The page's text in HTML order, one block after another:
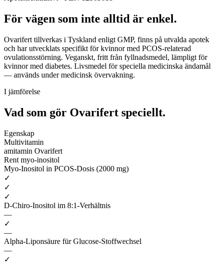
För vägen som inte alltid är enkel.
Ovarifert tillverkas i Tyskland enligt GMP, finns på utvalda apotek
och har utvecklats specifikt för kvinnor med PCOS-relaterad
ovulationsstörning. Veganskt, fritt från fyllnadsmedel, lämpligt för
kvinnor med diabetes. Livsmedel för speciella medicinska ändamål
— används under medicinsk övervakning.
I jämförelse
Vad som gör Ovarifert speciellt.
Egenskap
Multivitamin
amitamin Ovarifert
Rent myo-inositol
Myo-Inositol in PCOS-Dosis (2000 mg)
✓
✓
✓
D-Chiro-Inositol im 8:1-Verhältnis
—
✓
—
Alpha-Liponsäure für Glucose-Stoffwechsel
—
✓